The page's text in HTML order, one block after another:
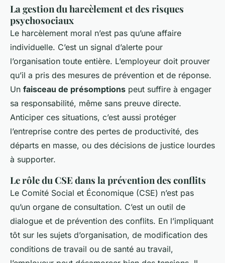
La gestion du harcèlement et des risques
psychosociaux
Le harcèlement moral n’est pas qu’une affaire
individuelle. C’est un signal d’alerte pour
l’organisation toute entière. L’employeur doit prouver
qu’il a pris des mesures de prévention et de réponse.
Un faisceau de présomptions peut suffire à engager
sa responsabilité, même sans preuve directe.
Anticiper ces situations, c’est aussi protéger
l’entreprise contre des pertes de productivité, des
départs en masse, ou des décisions de justice lourdes
à supporter.
Le rôle du CSE dans la prévention des conflits
Le Comité Social et Économique (CSE) n’est pas
qu’un organe de consultation. C’est un outil de
dialogue et de prévention des conflits. En l’impliquant
tôt sur les sujets d’organisation, de modification des
conditions de travail ou de santé au travail,